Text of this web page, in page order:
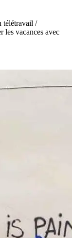
télétravail /
les vacances avec